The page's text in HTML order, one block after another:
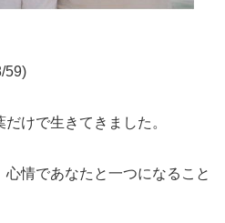
59)
けで生きてきました。
情であなたと一つになること